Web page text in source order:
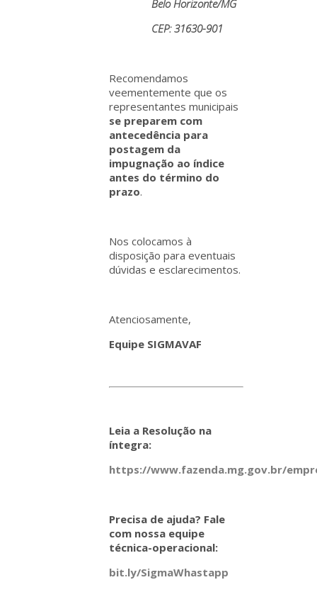
Belo Horizonte/MG
CEP: 31630-901
Recomendamos
veementemente que os
representantes municipais
se preparem com
antecedência para
postagem da
impugnação ao índice
antes do término do
prazo.
Nos colocamos à
disposição para eventuais
dúvidas e esclarecimentos.
Atenciosamente,
Equipe SIGMAVAF
Leia a Resolução na
íntegra:
https://www.fazenda.mg.gov.br/
Precisa de ajuda? Fale
com nossa equipe
técnica-operacional:
bit.ly/SigmaWhastapp